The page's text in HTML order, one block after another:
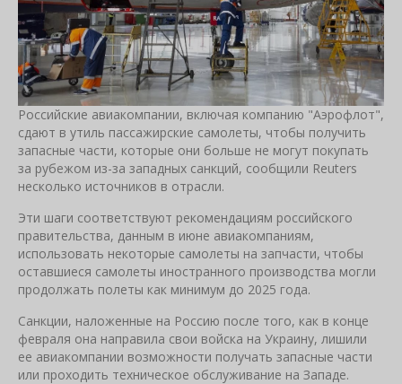
Российские авиакомпании, включая компанию "Аэрофлот",
сдают в утиль пассажирские самолеты, чтобы получить
запасные части, которые они больше не могут покупать
за рубежом из-за западных санкций, сообщили Reuters
несколько источников в отрасли.
Эти шаги соответствуют рекомендациям российского
правительства, данным в июне авиакомпаниям,
использовать некоторые самолеты на запчасти, чтобы
оставшиеся самолеты иностранного производства могли
продолжать полеты как минимум до 2025 года.
Санкции, наложенные на Россию после того, как в конце
февраля она направила свои войска на Украину, лишили
ее авиакомпании возможности получать запасные части
или проходить техническое обслуживание на Западе.